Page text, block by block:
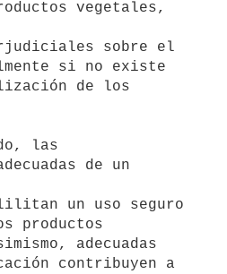
vegetales,
sobre el
si no existe
de los
las
de un
un uso seguro
productos
adecuadas
contribuyen a